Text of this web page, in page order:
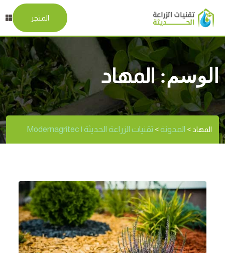
المتجر
الوسم:المهاد
المهاد > المدونة> تقنيات الزراعة الحديثة | Modernagritec